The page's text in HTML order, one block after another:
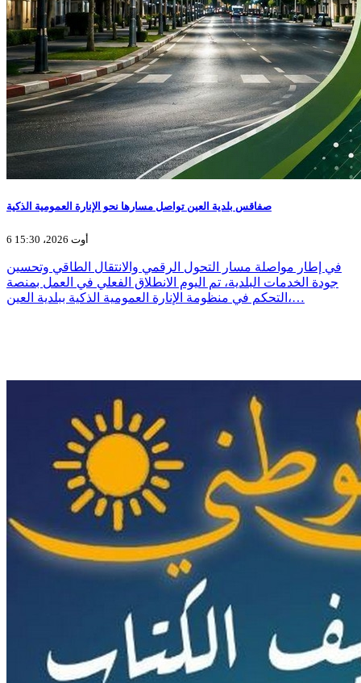
صفاقس بلدية العين تواصل مسارها نحو الإنارة العمومية الذكية
6 أوت 2026، 15:30
في إطار مواصلة مسار التحول الرقمي والانتقال الطاقي وتحسين
جودة الخدمات البلدية، تم اليوم الانطلاق الفعلي في العمل بمنصة
التحكم في منظومة الإنارة العمومية الذكية ببلدية العين،…